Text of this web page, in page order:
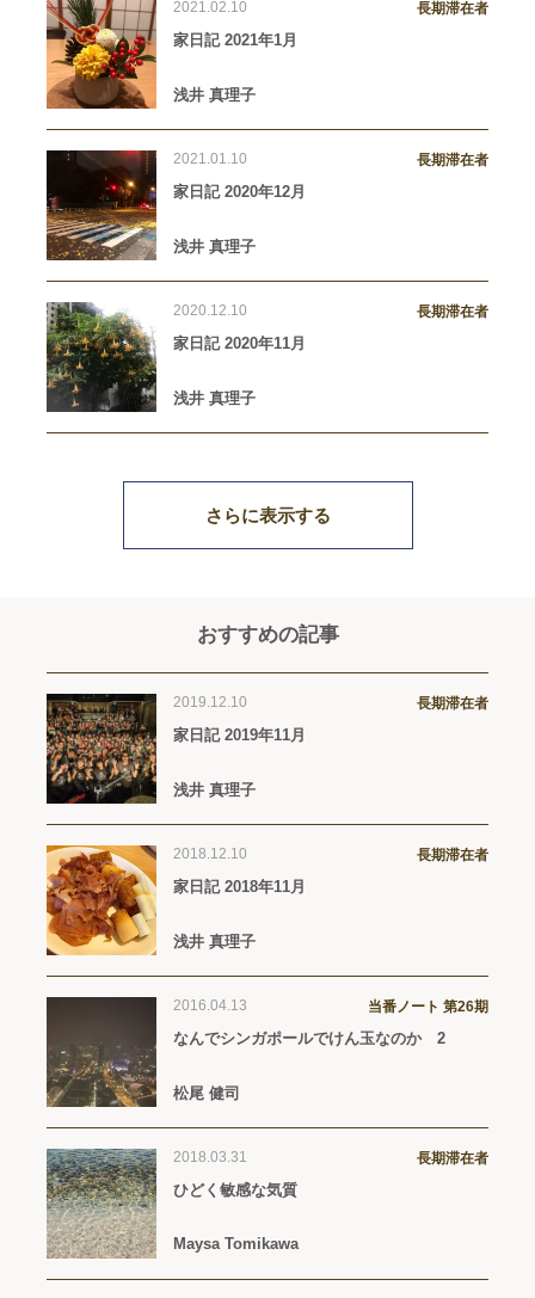
2021.02.10 長期滞在者
家日記 2021年1月
浅井 真理子
2021.01.10 長期滞在者
家日記 2020年12月
浅井 真理子
2020.12.10 長期滞在者
家日記 2020年11月
浅井 真理子
さらに表示する
おすすめの記事
2019.12.10 長期滞在者
家日記 2019年11月
浅井 真理子
2018.12.10 長期滞在者
家日記 2018年11月
浅井 真理子
2016.04.13 当番ノート 第26期
なんでシンガポールでけん玉なのか 2
松尾 健司
2018.03.31 長期滞在者
ひどく敏感な気質
Maysa Tomikawa